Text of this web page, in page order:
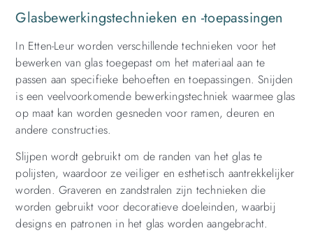
Glasbewerkingstechnieken en -toepassingen
In Etten-Leur worden verschillende technieken voor het
bewerken van glas toegepast om het materiaal aan te
passen aan specifieke behoeften en toepassingen. Snijden
is een veelvoorkomende bewerkingstechniek waarmee glas
op maat kan worden gesneden voor ramen, deuren en
andere constructies.
Slijpen wordt gebruikt om de randen van het glas te
polijsten, waardoor ze veiliger en esthetisch aantrekkelijker
worden. Graveren en zandstralen zijn technieken die
worden gebruikt voor decoratieve doeleinden, waarbij
designs en patronen in het glas worden aangebracht.